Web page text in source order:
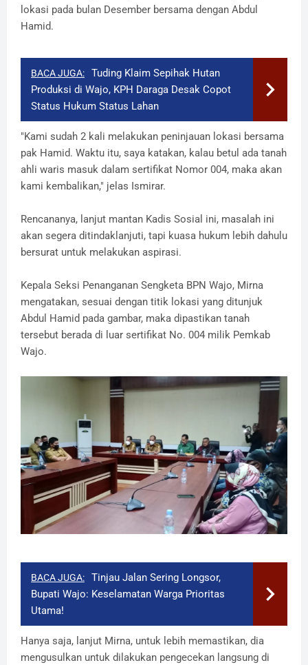
lokasi pada bulan Desember bersama dengan Abdul
Hamid.
BACA JUGA:
Tuding Klaim Sepihak Hutan
Produksi di Wajo, KPH Daraga Desak Copot
Status Hukum Status Lahan
"Kami sudah 2 kali melakukan peninjauan lokasi bersama
pak Hamid. Waktu itu, saya katakan, kalau betul ada tanah
ahli waris masuk dalam sertifikat Nomor 004, maka akan
kami kembalikan," jelas Ismirar.
Rencananya, lanjut mantan Kadis Sosial ini, masalah ini
akan segera ditindaklanjuti, tapi kuasa hukum lebih dahulu
bersurat untuk melakukan aspirasi.
Kepala Seksi Penanganan Sengketa BPN Wajo, Mirna
mengatakan, sesuai dengan titik lokasi yang ditunjuk
Abdul Hamid pada gambar, maka dipastikan tanah
tersebut berada di luar sertifikat No. 004 milik Pemkab
Wajo.
BACA JUGA:
Tinjau Jalan Sering Longsor,
Bupati Wajo: Keselamatan Warga Prioritas
Utama!
Hanya saja, lanjut Mirna, untuk lebih memastikan, dia
mengusulkan untuk dilakukan pengecekan langsung di